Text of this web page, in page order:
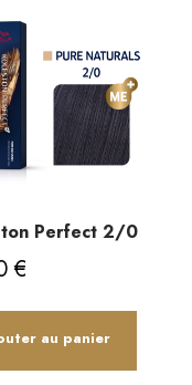
Perfect 2/0
€
au panier